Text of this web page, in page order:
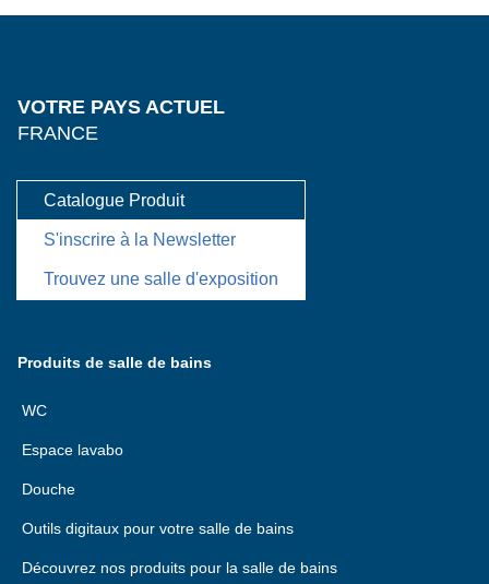
VOTRE PAYS ACTUEL
FRANCE
Catalogue Produit
S'inscrire à la Newsletter
Trouvez une salle d'exposition
Produits de salle de bains
WC
Espace lavabo
Douche
Outils digitaux pour votre salle de bains
Découvrez nos produits pour la salle de bains